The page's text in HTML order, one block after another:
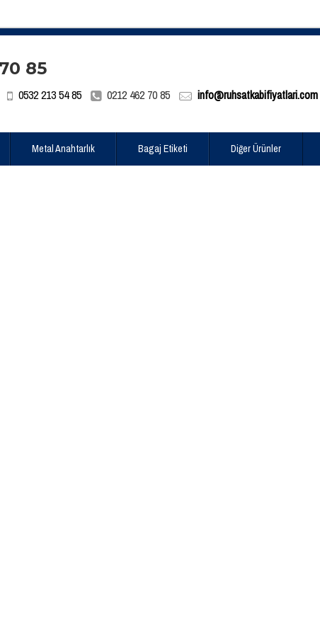
0532 213 54 85 0212 462 70 85 info@ruhsatkabifiyatlari.com
Metal Anahtarlık Bagaj Etiketi Diğer Ürünler